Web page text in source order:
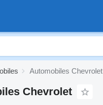
Automobiles Chevrolet
Chevrolet